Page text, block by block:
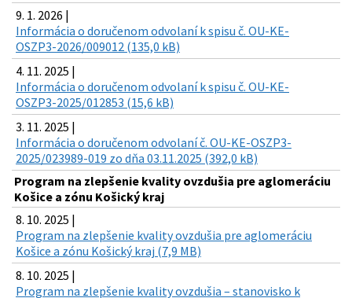
9. 1. 2026 |
Informácia o doručenom odvolaní k spisu č. OU-KE-
OSZP3-2026/009012 (135,0 kB)
4. 11. 2025 |
Informácia o doručenom odvolaní k spisu č. OU-KE-
OSZP3-2025/012853 (15,6 kB)
3. 11. 2025 |
Informácia o doručenom odvolaní č. OU-KE-OSZP3-
2025/023989-019 zo dňa 03.11.2025 (392,0 kB)
Program na zlepšenie kvality ovzdušia pre aglomeráciu
Košice a zónu Košický kraj
8. 10. 2025 |
Program na zlepšenie kvality ovzdušia pre aglomeráciu
Košice a zónu Košický kraj (7,9 MB)
8. 10. 2025 |
Program na zlepšenie kvality ovzdušia – stanovisko k